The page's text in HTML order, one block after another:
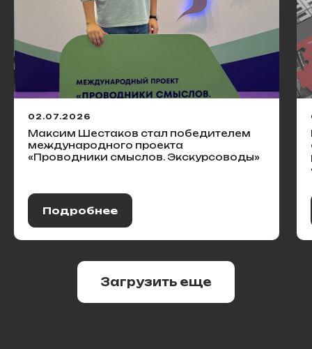
02.07.2026
Максим Шестаков стал победителем
международного проекта
«Проводники смыслов. Экскурсоводы»
Подробнее
Загрузить еще